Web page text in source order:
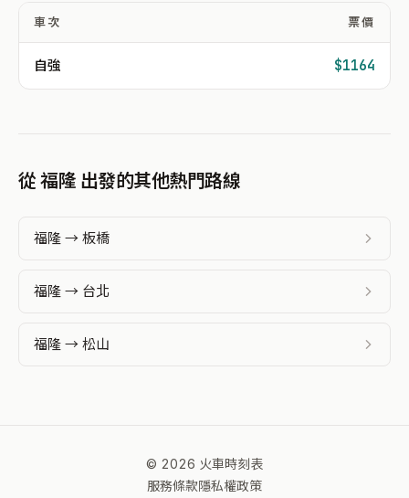
車次 票價
自強 $1164
從 福隆 出發的其他熱門路線
福隆 → 板橋
福隆 → 台北
福隆 → 松山
© 2026 火車時刻表
服務條款隱私權政策